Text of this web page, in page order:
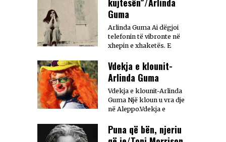
kujtesën”/Arlinda
Guma
Arlinda Guma Ai dëgjoi
telefonin të vibronte në
xhepin e xhaketës. E
Vdekja e klounit-
Arlinda Guma
Vdekja e klounit-Arlinda
Guma Një kloun u vra dje
në Aleppo.Vdekja e
Puna që bën, njeriu